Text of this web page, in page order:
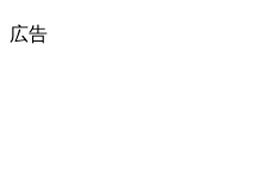
広告